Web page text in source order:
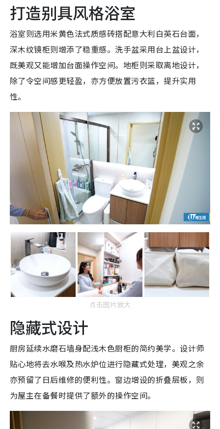
打造别具风格浴室
浴室则选用米黄色法式质感砖搭配意大利白英石台面，
深木纹镜柜则增添了稳重感。洗手盆采用台上盆设计，
既美观又能增加台面操作空间。地柜则采取离地设计，
除了令空间感更轻盈，亦方便放置污衣篮，提升实用
性。
点击图片放大
隐藏式设计
厨房延续水磨石墙身配浅木色厨柜的简约美学。设计师
贴心地将去水喉及热水炉位进行隐藏式处理，美观之余
亦预留了日后维修的便利性。窗边增设的折叠层板，则
为屋主在备餐时提供了额外的操作空间。